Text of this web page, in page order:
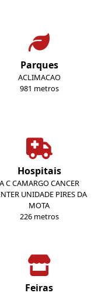
Parques
ACLIMACAO
981 metros
Hospitais
A C CAMARGO CANCER
UNIDADE PIRES DA
MOTA
226 metros
Feiras